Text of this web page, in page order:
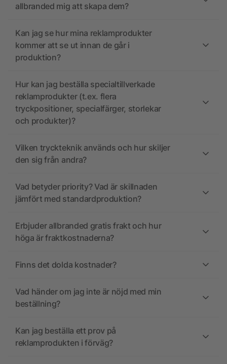
allbranded mig att skapa dem?
Kan jag se hur mina reklamprodukter
kommer att se ut innan de går i
produktion?
Hur kan jag beställa specialtillverkade
reklamprodukter (t.ex. flera
tryckpositioner, specialfärger, storlekar
och produkter)?
Vilken tryckteknik används och hur skiljer
den sig från andra?
Vad betyder priority? Vad är skillnaden
jämfört med standardproduktion?
Erbjuder allbranded gratis frakt och hur
höga är fraktkostnaderna?
Finns det dolda kostnader?
Vad händer om jag inte är nöjd med min
beställning?
Kan jag beställa ett prov på
reklamprodukten i förväg?